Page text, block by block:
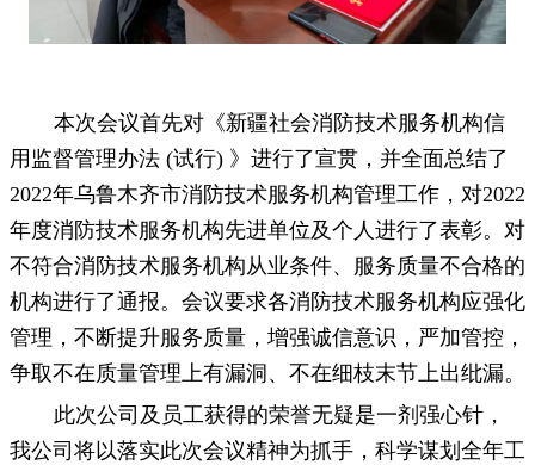
本次会议首先对《新疆社会消防技术服务机构信
用监督管理办法 (试行) 》进行了宣贯，并全面总结了
2022年乌鲁木齐市消防技术服务机构管理工作，对2022
年度消防技术服务机构先进单位及个人进行了表彰。对
不符合消防技术服务机构从业条件、服务质量不合格的
机构进行了通报。会议要求各消防技术服务机构应强化
管理，不断提升服务质量，增强诚信意识，严加管控，
争取不在质量管理上有漏洞、不在细枝末节上出纰漏。
此次公司及员工获得的荣誉无疑是一剂强心针，
我公司将以落实此次会议精神为抓手，科学谋划全年工